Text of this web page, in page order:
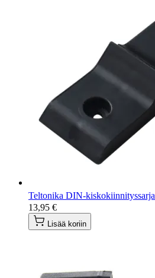
Teltonika DIN-kiskokiinnityssarja
13,95 €
Lisää koriin